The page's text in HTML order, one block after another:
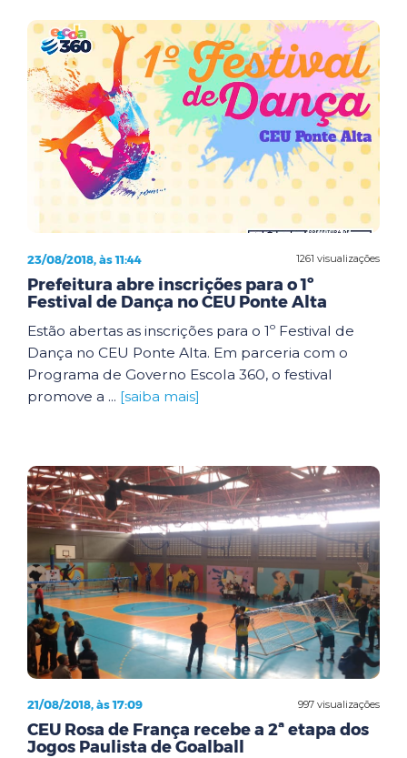
1261 visualizações
23/08/2018, às 11:44
Prefeitura abre inscrições para o 1º
Festival de Dança no CEU Ponte Alta
Estão abertas as inscrições para o 1º Festival de
Dança no CEU Ponte Alta. Em parceria com o
Programa de Governo Escola 360, o festival
promove a ... [saiba mais]
997 visualizações
21/08/2018, às 17:09
CEU Rosa de França recebe a 2ª etapa dos
Jogos Paulista de Goalball